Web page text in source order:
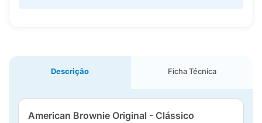
Descrição Ficha Técnica
American Brownie Original - Clássico